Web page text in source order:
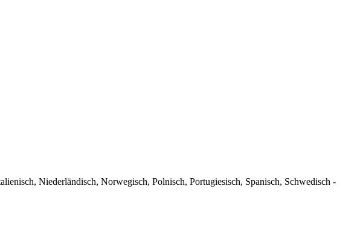
Niederländisch, Norwegisch, Polnisch, Portugiesisch, Spanisch, Schwedisch -